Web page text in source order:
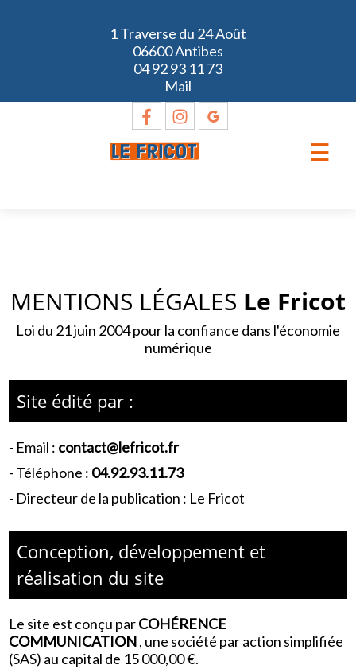
1 Traverse du 24 Août
06600 Antibes
04 92 93 11 73
Mail
☰
MENTIONS LÉGALES Le Fricot
Loi du 21 juin 2004 pour la confiance dans l'économie
numérique
Site édité par :
- Email : contact@lefricot.fr
- Téléphone : 04.92.93.11.73
- Directeur de la publication : Le Fricot
Conception, développement et
réalisation du site
Le site est conçu parCOHÉRENCE
COMMUNICATION, une société par action simplifiée
(SAS) au capital de 15 000,00 €.